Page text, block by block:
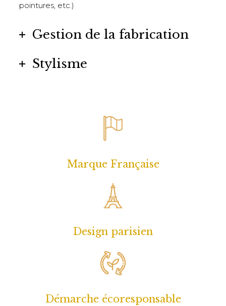
pointures, etc.)
Gestion de la fabrication
Stylisme
Marque Française
Design parisien
Démarche écoresponsable